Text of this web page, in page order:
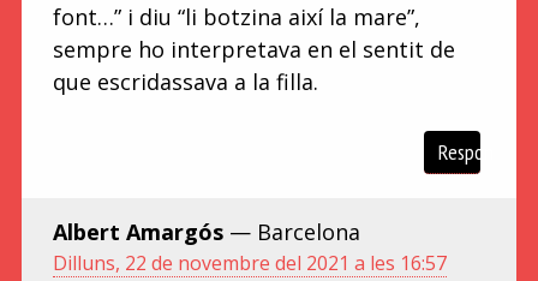
font…” i diu “li botzina així la mare”,
sempre ho interpretava en el sentit de
que escridassava a la filla.
Respon
Albert Amargós — Barcelona
Dilluns, 22 de novembre del 2021 a les 16:57